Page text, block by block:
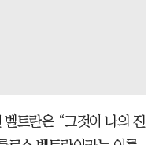
벨트란은 “그것이 나의 진